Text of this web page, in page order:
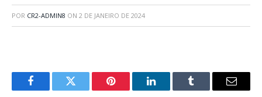
POR CR2-ADMIN8 ON 2 DE JANEIRO DE 2024
FacebookTwitter Pinterest LinkedInTumblr
E-